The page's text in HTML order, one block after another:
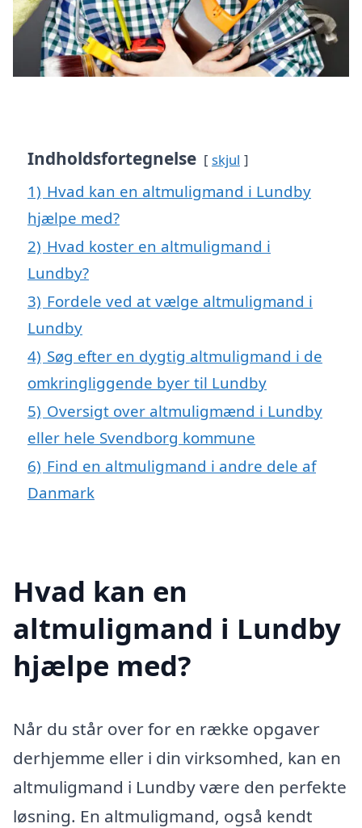
Indholdsfortegnelse skjul
1) Hvad kan en altmuligmand i Lundby
hjælpe med?
2) Hvad koster en altmuligmand i
Lundby?
3) Fordele ved at vælge altmuligmand i
Lundby
4) Søg efter en dygtig altmuligmand i de
omkringliggende byer til Lundby
5) Oversigt over altmuligmænd i Lundby
eller hele Svendborg kommune
6) Find en altmuligmand i andre dele af
Danmark
Hvad kan en
altmuligmand i Lundby
hjælpe med?
Når du står over for en række opgaver
derhjemme eller i din virksomhed, kan en
altmuligmand i Lundby være den perfekte
løsning. En altmuligmand, også kendt